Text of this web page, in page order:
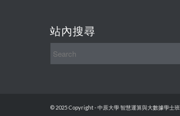
站內搜尋
© 2025 Copyright - 中原大學 智慧運算與大數據學士班